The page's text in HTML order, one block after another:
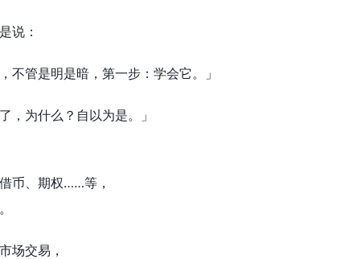
说：
不管是明是暗，第一步：学会它。」
，为什么？自以为是。」
币、期权……等，
场交易，